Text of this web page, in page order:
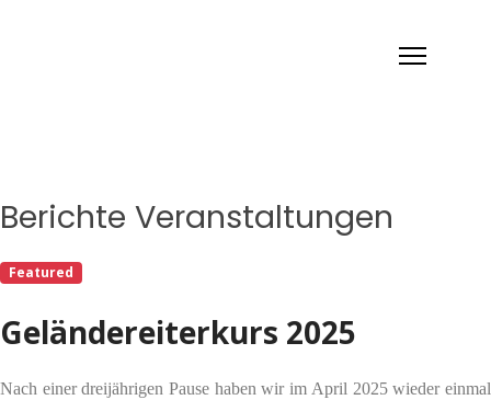
Berichte Veranstaltungen
Featured
Geländereiterkurs 2025
Nach einer dreijährigen Pause haben wir im April 2025 wieder einmal